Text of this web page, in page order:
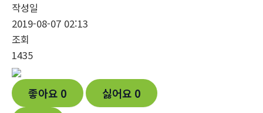
작성일
2019-08-07 02:13
조회
1435
좋아요 0 싫어요 0